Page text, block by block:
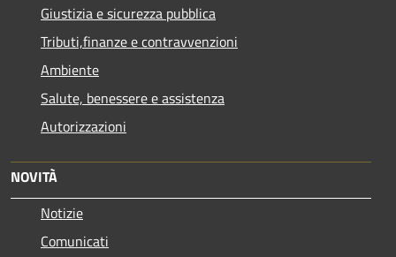
Giustizia e sicurezza pubblica
Tributi,finanze e contravvenzioni
Ambiente
Salute, benessere e assistenza
Autorizzazioni
NOVITÀ
Notizie
Comunicati